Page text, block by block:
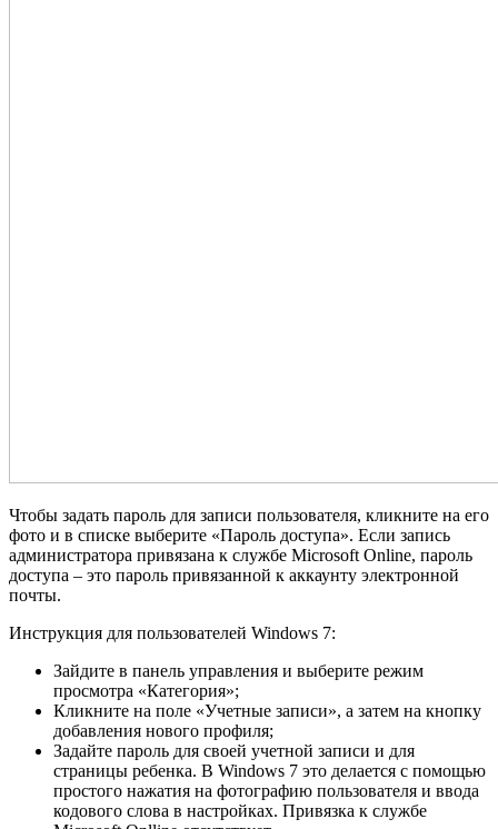
Чтобы задать пароль для записи пользователя, кликните на его
фото и в списке выберите «Пароль доступа». Если запись
администратора привязана к службе Microsoft Online, пароль
доступа – это пароль привязанной к аккаунту электронной
почты.
Инструкция для пользователей Windows 7:
Зайдите в панель управления и выберите режим
просмотра «Категория»;
Кликните на поле «Учетные записи», а затем на кнопку
добавления нового профиля;
Задайте пароль для своей учетной записи и для
страницы ребенка. В Windows 7 это делается с помощью
простого нажатия на фотографию пользователя и ввода
кодового слова в настройках. Привязка к службе